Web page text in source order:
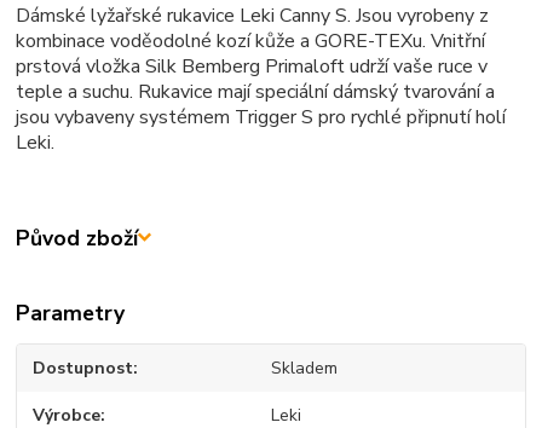
Dámské lyžařské rukavice Leki Canny S. Jsou vyrobeny z
kombinace voděodolné kozí kůže a GORE-TEXu. Vnitřní
prstová vložka Silk Bemberg Primaloft udrží vaše ruce v
teple a suchu. Rukavice mají speciální dámský tvarování a
jsou vybaveny systémem Trigger S pro rychlé připnutí holí
Leki.
Původ zboží
Parametry
Dostupnost Skladem
Výrobce Leki